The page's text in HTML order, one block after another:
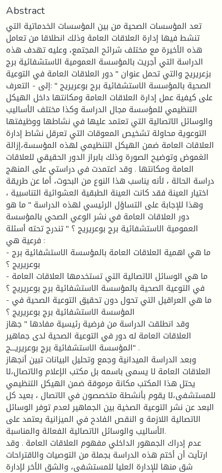
Abstract
تعد المؤسسات الصحية من بين المؤسسات الخدماتية التي
تنشط فيها إدارة العلاقات العامة وذلك انطلاقا من تعامل
هذه الأخيرة مع مختلف شرائح المجتمع، وعليه تهدف هذه
الدراسة التي أجريت بالمؤسسة العمومية الاستشفائية برج
بزعريريج والتي تحمل عنوان " دور العلاقات العامة في التوعية
الصحية بالمؤسسة الاستشفائية برج بوعريريج " :إلى - التعرف
على كيفية عمل إدارة العلاقات العامة ومكانتها داخل الهيكل
التنظيمي للمؤسسة مجال الدراسة وكذا مختلف الأساليب
والوسائل الاتصالية التي تعتمد عليها في نشاطها ووظيفتها
التوعوية محاولة تشخيص المعوقات التي تعرقل نشاط إدارة
العلاقات العامة ضمن الهيكل التنظيمي لهذه المؤسسة،إزالة
الغموض وتوضيح الصورة وذلك بابراز الدور الحقيقي للعلاقات
العامة ومكانتها . وقد اعتمدت في دراستي على المنهج
دراسة الحالة ، لأنه يناسب هذا النوع من البحوث، أما عن طريقة
اختيار العينة فقد كانت العينة الطبقية العشوائية التناسبية ،
وهذا للإجابة على التساؤل الرئيسي لهذه الدراسة " ما هو
دور العلاقات العامة في نشر الوعي الصحي بالمؤسسة
العمومية الاستشفائية برج بوعريريج ؟ " تندرج تحته أسئلة
فرعية هي :
- ما هي اهمية العلاقات العامة بالمؤسسة الاستشفائية برج
بوعريريج ؟
- ما هي الوسائل الاتصالية التي تستخدمها العلاقات العامة
في التوعية الصحية بالمؤسسة الاستشفائية برج بوعريريج ؟
- ما هي العراقيل التي تحول دون تحقيق التوعية الصحية في
المؤسسة الاستشفائية برج بوعريريج ؟
وقد انطلقت الدراسة من فرضية رئيسية مفادها " جهاز
العلاقات العامة له دور في التوعية الصحية لدى جماهير
المؤسسة الاستشفائية برج بوعريريـــج" .
وبعد الدراسة الميدانية وجمع وتحليل البيانات تبين أنجهاز
العلاقات العامة لا يسمى باسمه بل مكتب الإعلام والاتصال،لا
يحتل هذا المكتب مكانة مرموقة ضمن الهيكل التنظيمي
للمستشفى،لا يقوم بأنشطة متخصصون في الاتصال ، بعيد كل
البعد عن نشر التوعية الصخية بين الجماهير لعدم توفر الوسائل
الاتصالية اللازمة و النقص الفادح في الميزانية يعتمد على
الأساليب والوسائل الاتصالية الفعالة والمناسبة.
عدم إدراك الجمهور الداخلي مفهوم العلاقات العامة . وقد
ارتأيت أن أختم هذه الدراسة بجملة من التوصيات والاقتراحات
شق منها للإدارة العليا للمستشفى، والشق الأخر لإدارة